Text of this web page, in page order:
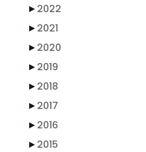
►2022
►2021
►2020
►2019
►2018
►2017
►2016
►2015